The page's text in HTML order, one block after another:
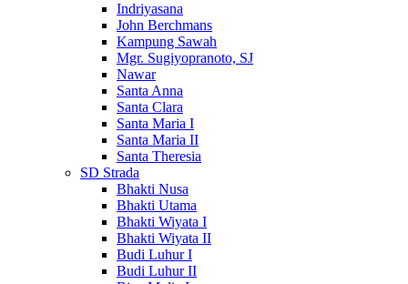
Indriyasana
John Berchmans
Kampung Sawah
Mgr. Sugiyopranoto, SJ
Nawar
Santa Anna
Santa Clara
Santa Maria I
Santa Maria II
Santa Theresia
SD Strada
Bhakti Nusa
Bhakti Utama
Bhakti Wiyata I
Bhakti Wiyata II
Budi Luhur I
Budi Luhur II